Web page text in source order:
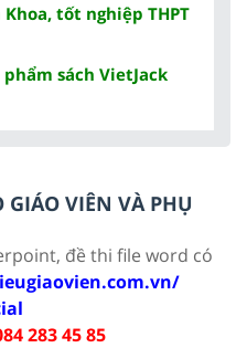
Khoa, tốt nghiệp THPT
sách VietJack
GIÁO VIÊN VÀ PHỤ
đề thi file word có
283 45 85